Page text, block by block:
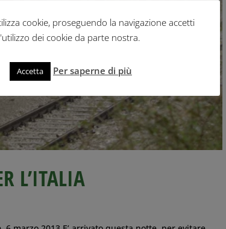
L’ITALIA
cookie, proseguendo la navigazione accetti
dei cookie da parte nostra.
Accetta Per saperne di più